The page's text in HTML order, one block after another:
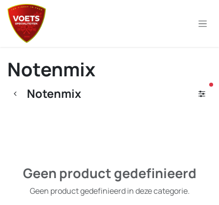
Overslaan naar inhoud
Notenmix
Notenmix
Geen product gedefinieerd
Geen product gedefinieerd in deze categorie.